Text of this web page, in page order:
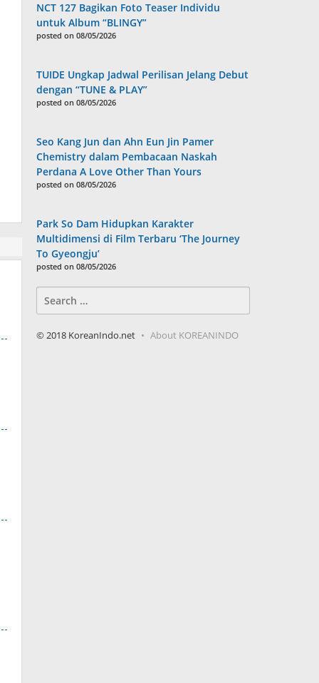
NCT 127 Bagikan Foto Teaser Individu
untuk Album “BLINGY”
posted on 08/05/2026
TUIDE Ungkap Jadwal Perilisan Jelang Debut
dengan “TUNE & PLAY”
posted on 08/05/2026
Seo Kang Jun dan Ahn Eun Jin Pamer
Chemistry dalam Pembacaan Naskah
Perdana A Love Other Than Yours
posted on 08/05/2026
Park So Dam Hidupkan Karakter
Multidimensi di Film Terbaru ‘The Journey
To Gyeongju’
posted on 08/05/2026
for:
© 2018 KoreanIndo.net About KOREANINDO